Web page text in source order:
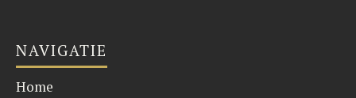
NAVIGATIE
Home